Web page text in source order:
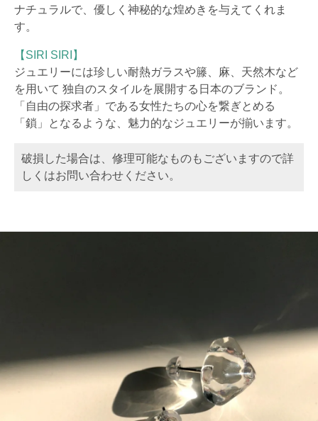
ナチュラルで、優しく神秘的な煌めきを与えてくれま
す。
【SIRI SIRI】
ジュエリーには珍しい耐熱ガラスや籐、麻、天然木など
を用いて 独自のスタイルを展開する日本のブランド。
「自由の探求者」である女性たちの心を繋ぎとめる
「鎖」となるような、魅力的なジュエリーが揃います。
破損した場合は、修理可能なものもございますので詳
しくはお問い合わせください。